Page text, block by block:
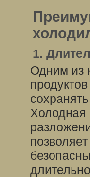
1.
Одним из
Холодная